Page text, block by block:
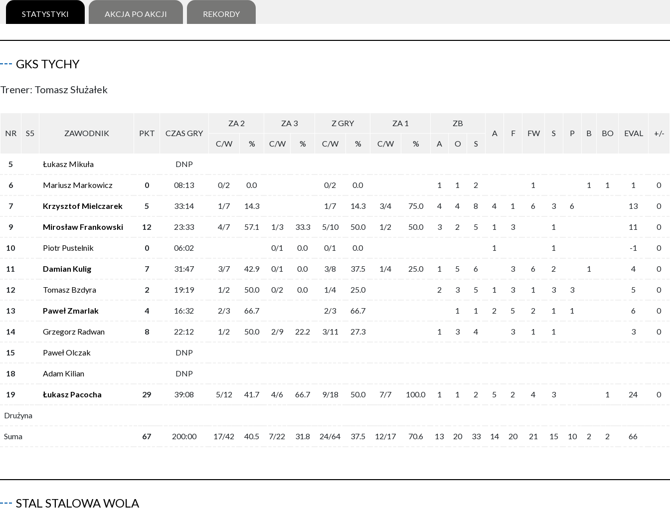
STATYSTYKI AKCJA PO AKCJI REKORDY
GKS TYCHY
Trener: Tomasz Służałek
NR S5 ZAWODNIK PKT CZAS GRY
ZA 2 ZA 3 Z GRY ZA 1
ZB
A
F FW S P B BO EVAL
+/-
C/W
% C/W % C/W % C/W % A O S
5 Łukasz Mikuła DNP
6 Mariusz Markowicz 0 08:13 0/2 0.0 0/2 0.0 1 1 2 1 1 1 1 0
7 Krzysztof Mielczarek 5 33:14 1/7 14.3 1/7 14.3 3/4 75.0 4 4 8 4 1 6 3 6 13 0
9 Mirosław Frankowski 12 23:33 4/7 57.1 1/3 33.3 5/10 50.0 1/2 50.0 3 2 5 1 3 1 11 0
10 Piotr Pustelnik 0 06:02 0/1 0.0 0/1 0.0 1 1 -1 0
11 Damian Kulig 7 31:47 3/7 42.9 0/1 0.0 3/8 37.5 1/4 25.0 1 5 6 3 6 2 1 4 0
12 Tomasz Bzdyra 2 19:19 1/2 50.0 0/2 0.0 1/4 25.0 2 3 5 1 3 1 3 3 5 0
13 Paweł Zmarlak 4 16:32 2/3 66.7 2/3 66.7 1 1 2 5 2 1 1 6 0
14 Grzegorz Radwan 8 22:12 1/2 50.0 2/9 22.2 3/11 27.3 1 3 4 3 1 1 3 0
15 Paweł Olczak DNP
18 Adam Kilian DNP
19 Łukasz Pacocha 29 39:08 5/12 41.7 4/6 66.7 9/18 50.0 7/7 100.0 1 1 2 5 2 4 3 1 24 0
Drużyna
Suma 67 200:00 17/42 40.5 7/22 31.8 24/64 37.5 12/17 70.6 13 20 33 14 20 21 15 10 2 2 66
STAL STALOWA WOLA